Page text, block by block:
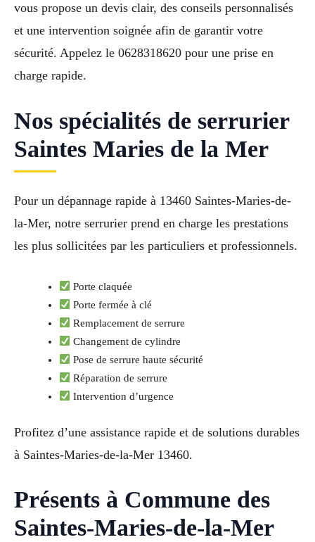
vous propose un devis clair, des conseils personnalisés
et une intervention soignée afin de garantir votre
sécurité. Appelez le 0628318620 pour une prise en
charge rapide.
Nos spécialités de serrurier
Saintes Maries de la Mer
Pour un dépannage rapide à 13460 Saintes-Maries-de-
la-Mer, notre serrurier prend en charge les prestations
les plus sollicitées par les particuliers et professionnels.
Porte claquée
Porte fermée à clé
Remplacement de serrure
Changement de cylindre
Pose de serrure haute sécurité
Réparation de serrure
Intervention d’urgence
Profitez d’une assistance rapide et de solutions durables
à Saintes-Maries-de-la-Mer 13460.
Présents à Commune des
Saintes-Maries-de-la-Mer